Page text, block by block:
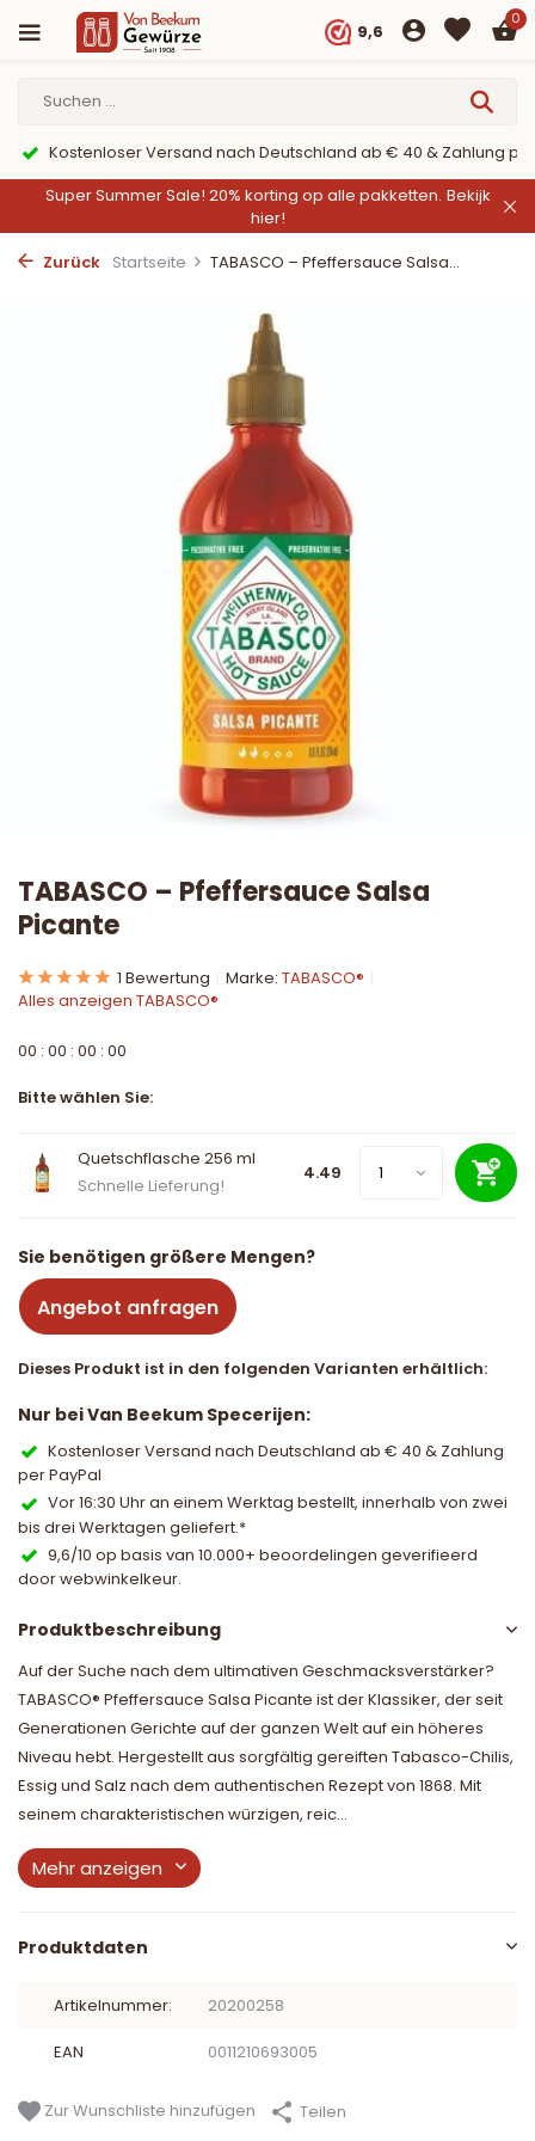
9,6
0
Kostenloser Versand nach Deutschland ab € 40 & Zahlung
Super Summer Sale! 20% korting op alle pakketten. Bekijk
hier!
Zurück Startseite TABASCO – Pfeffersauce Salsa...
TABASCO – Pfeffersauce Salsa
Picante
1 Bewertung Marke: TABASCO®
Alles anzeigen TABASCO®
00 : 00 : 00 : 00
Bitte wählen Sie:
Quetschflasche 256 ml
Schnelle Lieferung!
4.49
Sie benötigen größere Mengen?
Angebot anfragen
Dieses Produkt ist in den folgenden Varianten erhältlich:
Nur bei Van Beekum Specerijen:
Kostenloser Versand nach Deutschland ab € 40 & Zahlung
per PayPal
Vor 16:30 Uhr an einem Werktag bestellt, innerhalb von zwei
bis drei Werktagen geliefert.*
9,6/10 op basis van 10.000+ beoordelingen geverifieerd
door webwinkelkeur.
Produktbeschreibung
Auf der Suche nach dem ultimativen Geschmacksverstärker?
TABASCO® Pfeffersauce Salsa Picante ist der Klassiker, der seit
Generationen Gerichte auf der ganzen Welt auf ein höheres
Niveau hebt. Hergestellt aus sorgfältig gereiften Tabasco-Chilis,
Essig und Salz nach dem authentischen Rezept von 1868. Mit
seinem charakteristischen würzigen, reic...
Mehr anzeigen
Produktdaten
Artikelnummer: 20200258
EAN 0011210693005
Zur Wunschliste hinzufügen Teilen